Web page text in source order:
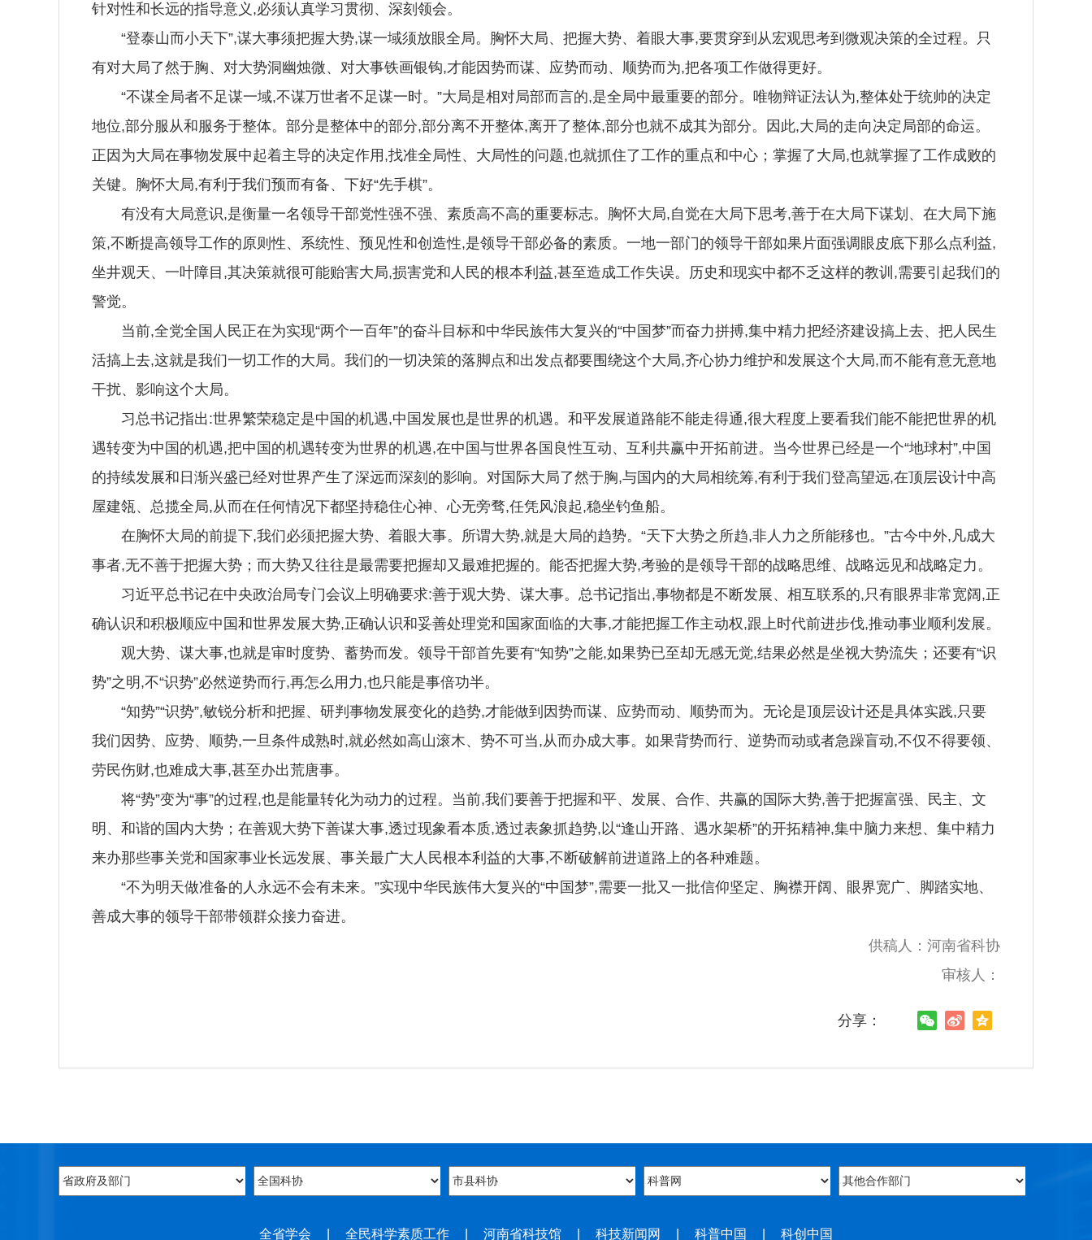
针对性和长远的指导意义,必须认真学习贯彻、深刻领会。
“登泰山而小天下”,谋大事须把握大势,谋一域须放眼全局。胸怀大局、把握大势、着眼大事,要贯穿到从宏观思考到微观决策的全过程。只
有对大局了然于胸、对大势洞幽烛微、对大事铁画银钩,才能因势而谋、应势而动、顺势而为,把各项工作做得更好。
“不谋全局者不足谋一域,不谋万世者不足谋一时。”大局是相对局部而言的,是全局中最重要的部分。唯物辩证法认为,整体处于统帅的决定
地位,部分服从和服务于整体。部分是整体中的部分,部分离不开整体,离开了整体,部分也就不成其为部分。因此,大局的走向决定局部的命运。
正因为大局在事物发展中起着主导的决定作用,找准全局性、大局性的问题,也就抓住了工作的重点和中心；掌握了大局,也就掌握了工作成败的
关键。胸怀大局,有利于我们预而有备、下好“先手棋”。
有没有大局意识,是衡量一名领导干部党性强不强、素质高不高的重要标志。胸怀大局,自觉在大局下思考,善于在大局下谋划、在大局下施
策,不断提高领导工作的原则性、系统性、预见性和创造性,是领导干部必备的素质。一地一部门的领导干部如果片面强调眼皮底下那么点利益,
坐井观天、一叶障目,其决策就很可能贻害大局,损害党和人民的根本利益,甚至造成工作失误。历史和现实中都不乏这样的教训,需要引起我们的
警觉。
当前,全党全国人民正在为实现“两个一百年”的奋斗目标和中华民族伟大复兴的“中国梦”而奋力拼搏,集中精力把经济建设搞上去、把人民生
活搞上去,这就是我们一切工作的大局。我们的一切决策的落脚点和出发点都要围绕这个大局,齐心协力维护和发展这个大局,而不能有意无意地
干扰、影响这个大局。
习总书记指出:世界繁荣稳定是中国的机遇,中国发展也是世界的机遇。和平发展道路能不能走得通,很大程度上要看我们能不能把世界的机
遇转变为中国的机遇,把中国的机遇转变为世界的机遇,在中国与世界各国良性互动、互利共赢中开拓前进。当今世界已经是一个“地球村”,中国
的持续发展和日渐兴盛已经对世界产生了深远而深刻的影响。对国际大局了然于胸,与国内的大局相统筹,有利于我们登高望远,在顶层设计中高
屋建瓴、总揽全局,从而在任何情况下都坚持稳住心神、心无旁骛,任凭风浪起,稳坐钓鱼船。
在胸怀大局的前提下,我们必须把握大势、着眼大事。所谓大势,就是大局的趋势。“天下大势之所趋,非人力之所能移也。”古今中外,凡成大
事者,无不善于把握大势；而大势又往往是最需要把握却又最难把握的。能否把握大势,考验的是领导干部的战略思维、战略远见和战略定力。
习近平总书记在中央政治局专门会议上明确要求:善于观大势、谋大事。总书记指出,事物都是不断发展、相互联系的,只有眼界非常宽阔,正
确认识和积极顺应中国和世界发展大势,正确认识和妥善处理党和国家面临的大事,才能把握工作主动权,跟上时代前进步伐,推动事业顺利发展。
观大势、谋大事,也就是审时度势、蓄势而发。领导干部首先要有“知势”之能,如果势已至却无感无觉,结果必然是坐视大势流失；还要有“识
势”之明,不“识势”必然逆势而行,再怎么用力,也只能是事倍功半。
“知势”“识势”,敏锐分析和把握、研判事物发展变化的趋势,才能做到因势而谋、应势而动、顺势而为。无论是顶层设计还是具体实践,只要
我们因势、应势、顺势,一旦条件成熟时,就必然如高山滚木、势不可当,从而办成大事。如果背势而行、逆势而动或者急躁盲动,不仅不得要领、
劳民伤财,也难成大事,甚至办出荒唐事。
将“势”变为“事”的过程,也是能量转化为动力的过程。当前,我们要善于把握和平、发展、合作、共赢的国际大势,善于把握富强、民主、文
明、和谐的国内大势；在善观大势下善谋大事,透过现象看本质,透过表象抓趋势,以“逢山开路、遇水架桥”的开拓精神,集中脑力来想、集中精力
来办那些事关党和国家事业长远发展、事关最广大人民根本利益的大事,不断破解前进道路上的各种难题。
“不为明天做准备的人永远不会有未来。”实现中华民族伟大复兴的“中国梦”,需要一批又一批信仰坚定、胸襟开阔、眼界宽广、脚踏实地、
善成大事的领导干部带领群众接力奋进。
供稿人：河南省科协
审核人：
分享：
全省学会 全民科学素质工作 河南省科技馆 科技新闻网 科普中国 科创中国